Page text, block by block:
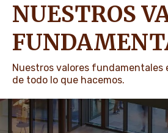
LAS PERSONAS Y
PLANETA
NUESTRAS MARCAS
NUESTROS
Nuestros valores fundamentales
de todo lo que hacemos.